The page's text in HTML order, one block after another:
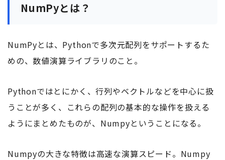
NumPyとは？
NumPyとは、Pythonで多次元配列をサポートするた
めの、数値演算ライブラリのこと。
Pythonではとにかく、行列やベクトルなどを中心に扱
うことが多く、これらの配列の基本的な操作を扱える
ようにまとめたものが、Numpyということになる。
Numpyの大きな特徴は高速な演算スピード。Numpy